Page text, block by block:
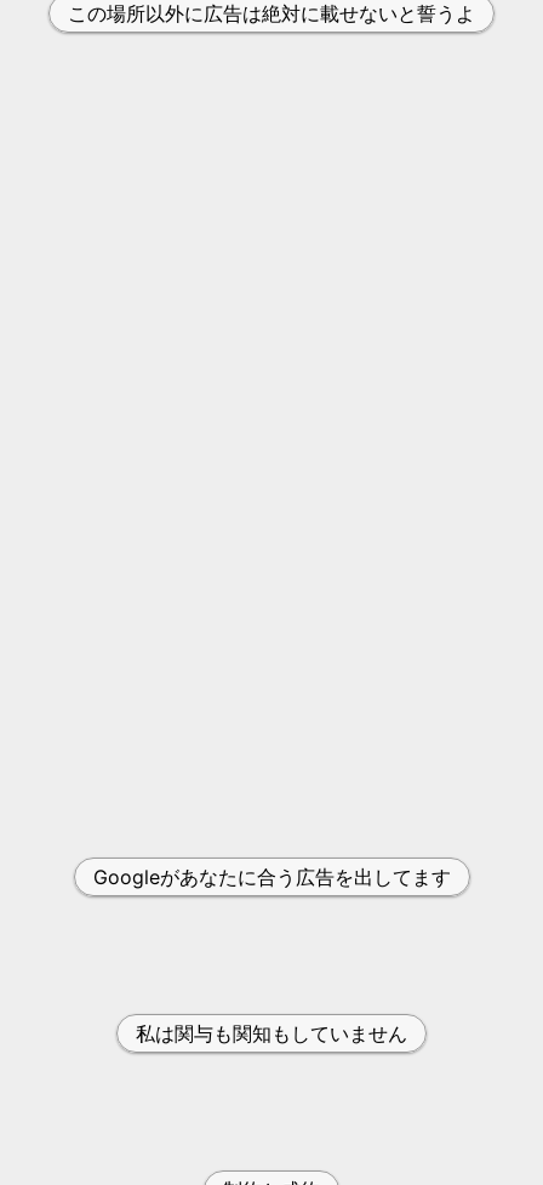
この場所以外に広告は絶対に載せないと誓うよ
Googleがあなたに合う広告を出してます
私は関与も関知もしていません